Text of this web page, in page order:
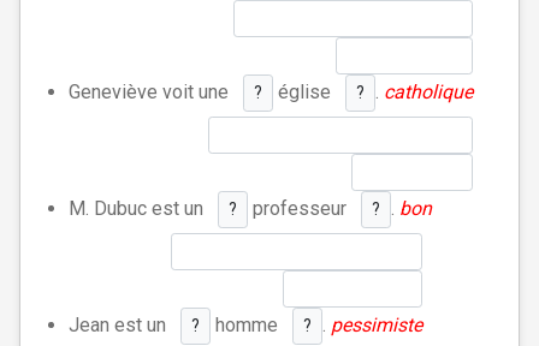
Geneviève voit une ? église ? catholique
M. Dubuc est un ? professeur ? bon
Jean est un ? homme ? pessimiste